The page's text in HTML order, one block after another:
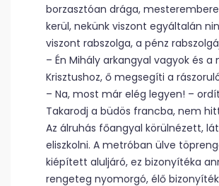
borzasztóan drága,
kerül, nekünk viszont egyáltalán
viszont rabszolga, a pénz
– Én Mihály arkangyal vagyok és
Krisztushoz, ő megsegíti a
– Na, most már elég legyen! –
Takarodj a büdös francba, nem
Az álruhás főangyal körülnézett,
eliszkolni. A metróban ülve
kiépített aluljáró, ez bizonyítéka
rengeteg nyomorgó, élő